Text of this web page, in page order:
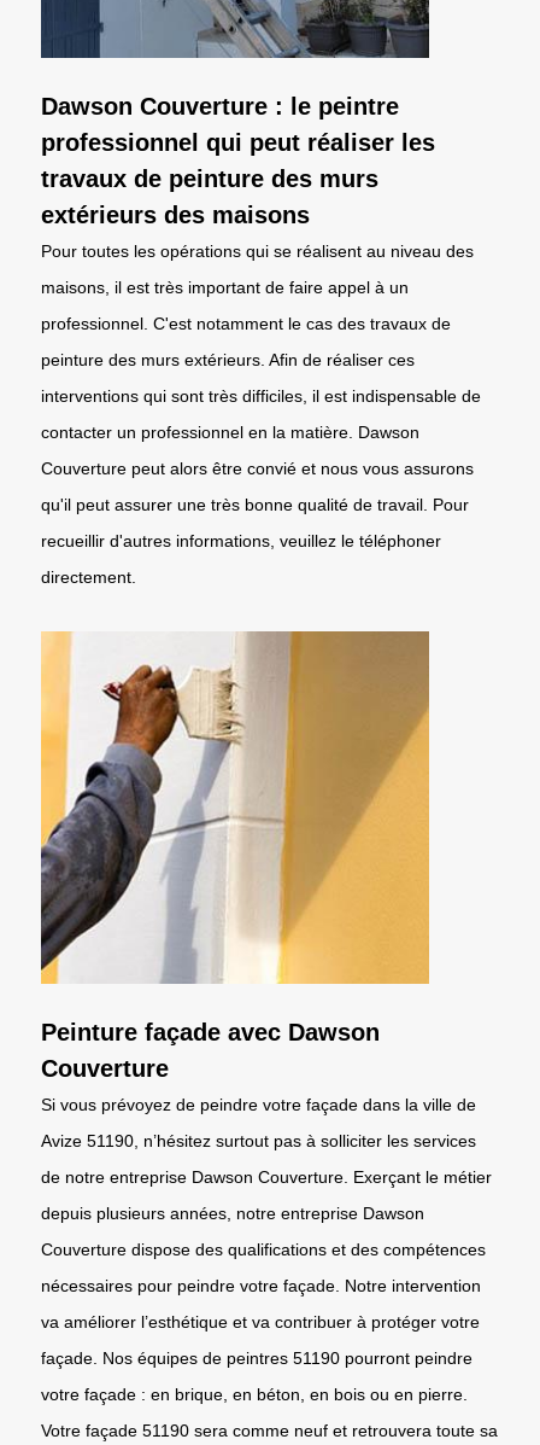
Dawson Couverture : le peintre
professionnel qui peut réaliser les
travaux de peinture des murs
extérieurs des maisons
Pour toutes les opérations qui se réalisent au niveau des
maisons, il est très important de faire appel à un
professionnel. C'est notamment le cas des travaux de
peinture des murs extérieurs. Afin de réaliser ces
interventions qui sont très difficiles, il est indispensable de
contacter un professionnel en la matière. Dawson
Couverture peut alors être convié et nous vous assurons
qu'il peut assurer une très bonne qualité de travail. Pour
recueillir d'autres informations, veuillez le téléphoner
directement.
Peinture façade avec Dawson
Couverture
Si vous prévoyez de peindre votre façade dans la ville de
Avize 51190, n’hésitez surtout pas à solliciter les services
de notre entreprise Dawson Couverture. Exerçant le métier
depuis plusieurs années, notre entreprise Dawson
Couverture dispose des qualifications et des compétences
nécessaires pour peindre votre façade. Notre intervention
va améliorer l’esthétique et va contribuer à protéger votre
façade. Nos équipes de peintres 51190 pourront peindre
votre façade : en brique, en béton, en bois ou en pierre.
Votre façade 51190 sera comme neuf et retrouvera toute sa